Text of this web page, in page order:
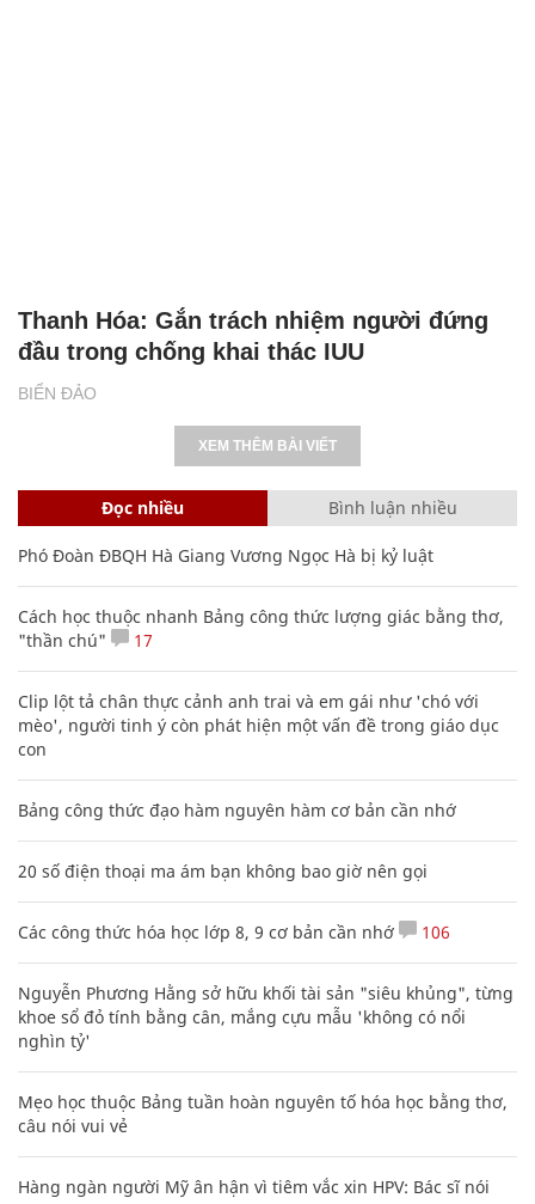
BIỂN ĐẢO
Thanh Hóa: Gắn trách nhiệm người đứng
đầu trong chống khai thác IUU
XEM THÊM BÀI VIẾT
Đọc nhiều Bình luận nhiều
Phó Đoàn ĐBQH Hà Giang Vương Ngọc Hà bị kỷ luật
Cách học thuộc nhanh Bảng công thức lượng giác bằng thơ,
"thần chú"
17
Clip lột tả chân thực cảnh anh trai và em gái như 'chó với
mèo', người tinh ý còn phát hiện một vấn đề trong giáo dục
con
Bảng công thức đạo hàm nguyên hàm cơ bản cần nhớ
20 số điện thoại ma ám bạn không bao giờ nên gọi
Các công thức hóa học lớp 8, 9 cơ bản cần nhớ 106
Nguyễn Phương Hằng sở hữu khối tài sản "siêu khủng", từng
khoe sổ đỏ tính bằng cân, mắng cựu mẫu 'không có nổi
nghìn tỷ'
Mẹo học thuộc Bảng tuần hoàn nguyên tố hóa học bằng thơ,
câu nói vui vẻ
Hàng ngàn người Mỹ ân hận vì tiêm vắc xin HPV: Bác sĩ nói